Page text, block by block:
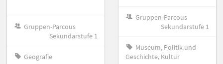
Gruppen-Parcous
Sekundarstufe 1
Geografie
Gruppen-Parcous
Sekundarstufe 1
Museum, Politik und
Geschichte, Kultur